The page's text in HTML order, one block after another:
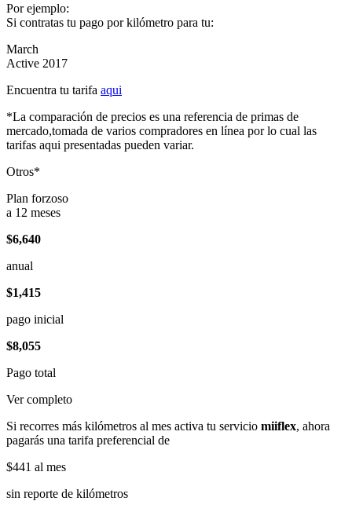
Por ejemplo:
Si contratas tu pago por kilómetro para tu:
March
Active 2017
Encuentra tu tarifa aqui
*La comparación de precios es una referencia de primas de
mercado,tomada de varios compradores en línea por lo cual las
tarifas aqui presentadas pueden variar.
Otros*
Plan forzoso
a 12 meses
$6,640
anual
$1,415
pago inicial
$8,055
Pago total
Ver completo
Si recorres más kilómetros al mes activa tu servicio miiflex, ahora
pagarás una tarifa preferencial de
$441 al mes
sin reporte de kilómetros